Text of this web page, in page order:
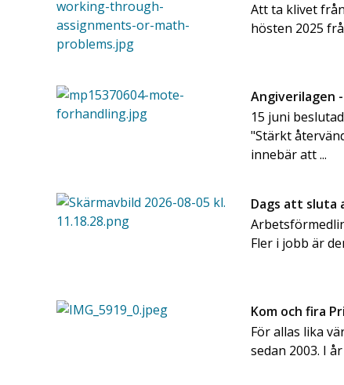
Att ta klivet
hösten 2025
Angiverilagen
15 juni
"Stärkt
innebär att ...
Dags att sluta
Fler i jobb är
Kom och fira
För allas lika
sedan 2003. I